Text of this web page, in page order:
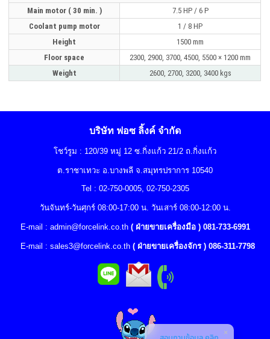
Main motor ( 30 min. )
7.5 HP / 6 P
Coolant pump motor
1 / 8 HP
Height
1500 mm
Floor space
2300, 2900, 3700, 4500, 5500 × 1200 mm
Weight
2600, 2700, 3200, 3400 kgs
บริษัท ฟอซ ลิ้งค์ จำกัด
โชว์รูม : 120/39 หมู่ 12 ซ.กิ่งแก้ว 21/2 ถ.กิ่งแก้ว
ต.ราชาเทวะ อ.บางพลี จ.สมุทรปราการ 10540
Tel : 02-750-0005, 02-750-2305
วันจันทร์-วันศุกร์ 08:00-17:00 น. วันเสาร์ 08:00-12:00 น.
E-mail : admin@forcelink.co.th ( ฝ่ายขายเครื่องมือ ) 081-733-6991
E-mail : sales3@forcelink.co.th ( ฝ่ายขายเครื่องจักร ) 086-311-7798